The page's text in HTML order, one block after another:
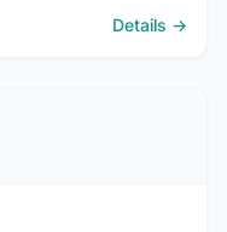
Details →